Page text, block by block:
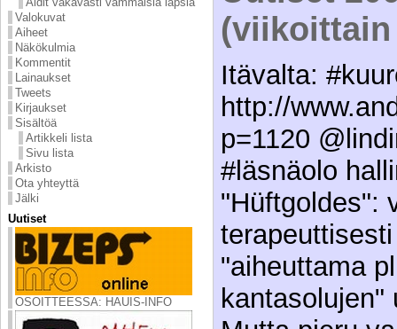
Valokuvat
Aiheet
Näkökulmia
Kommentit
Lainaukset
Tweets
Kirjaukset
Sisältöä
Artikkeli lista
Sivu lista
Arkisto
Ota yhteyttä
Jälki
Uutiset
OSOITTEESSA: HAUIS-INFO
Itävalta:
http://
p=1120
#läsnäolo
"Hüftgoldes":
"aiheuttama
kantasolujen"